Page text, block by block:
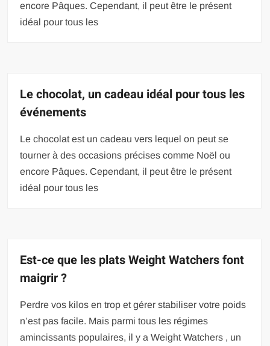
encore Pâques. Cependant, il peut être le présent
idéal pour tous les
Le chocolat, un cadeau idéal pour tous les
événements
Le chocolat est un cadeau vers lequel on peut se
tourner à des occasions précises comme Noël ou
encore Pâques. Cependant, il peut être le présent
idéal pour tous les
Est-ce que les plats Weight Watchers font
maigrir ?
Perdre vos kilos en trop et gérer stabiliser votre poids
n’est pas facile. Mais parmi tous les régimes
amincissants populaires, il y a Weight Watchers , un